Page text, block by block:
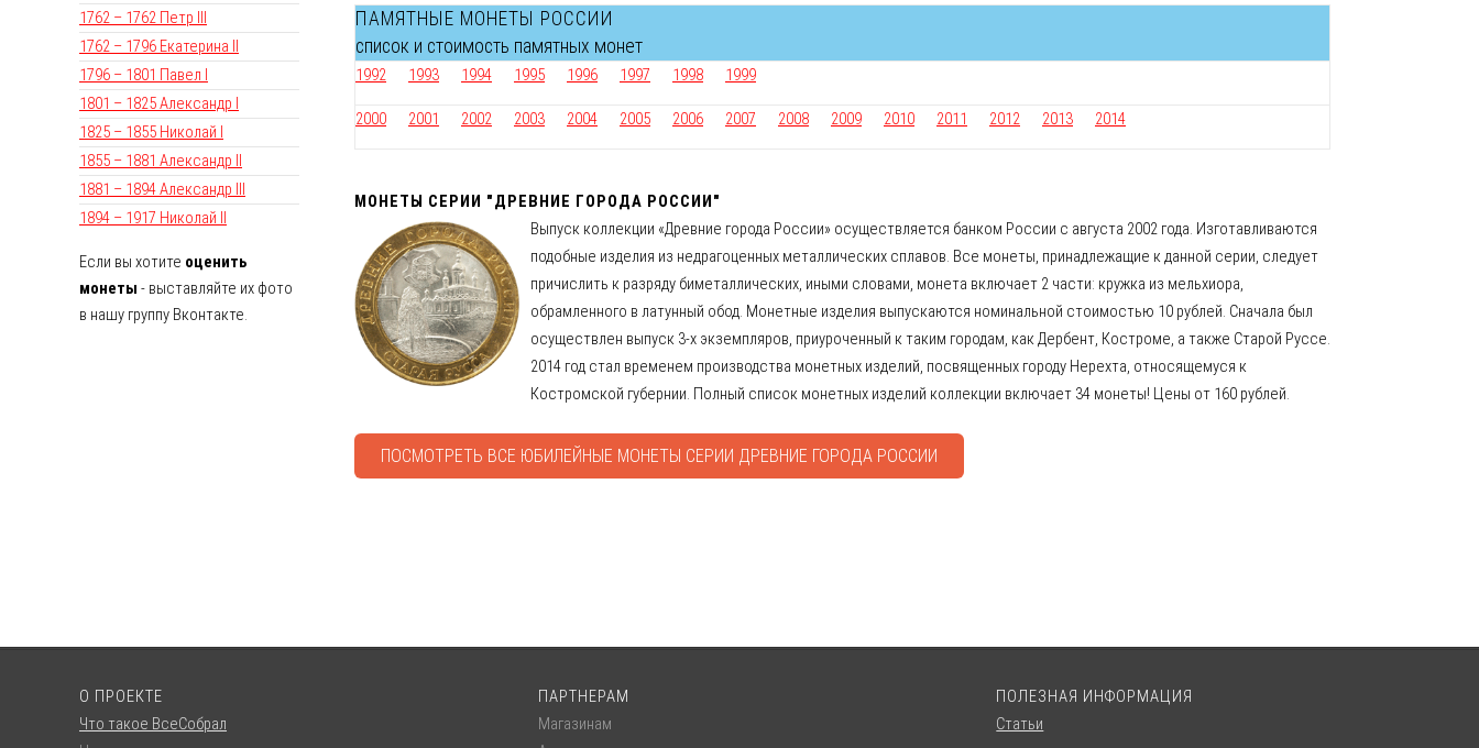
1762 – 1762 Петр III
1762 – 1796 Екатерина II
1796 – 1801 Павел I
1801 – 1825 Александр I
1825 – 1855 Николай I
1855 – 1881 Александр II
1881 – 1894 Александр III
1894 – 1917 Николай II
Если вы хотите оценить
монеты - выставляйте их фото
в нашу группу Вконтакте.
ПАМЯТНЫЕ МОНЕТЫ РОССИИ
список и стоимость памятных монет
1992 1993 1994 1995 1996 1997 1998 1999
2000 2001 2002 2003 2004 2005 2006 2007 2008 2009 2010 2011 2012 2013 2014
МОНЕТЫ СЕРИИ "ДРЕВНИЕ ГОРОДА РОССИИ"
Выпуск коллекции «Древние города России» осуществляется банком России с августа 2002 года. Изготавливаются
подобные изделия из недрагоценных металлических сплавов. Все монеты, принадлежащие к данной серии, следует
причислить к разряду биметаллических, иными словами, монета включает 2 части: кружка из мельхиора,
обрамленного в латунный обод. Монетные изделия выпускаются номинальной стоимостью 10 рублей. Сначала был
осуществлен выпуск 3-х экземпляров, приуроченный к таким городам, как Дербент, Костроме, а также Старой Руссе.
2014 год стал временем производства монетных изделий, посвященных городу Нерехта, относящемуся к
Костромской губернии. Полный список монетных изделий коллекции включает 34 монеты! Цены от 160 рублей.
ПОСМОТРЕТЬ ВСЕ ЮБИЛЕЙНЫЕ МОНЕТЫ СЕРИИ ДРЕВНИЕ ГОРОДА РОССИИ
О ПРОЕКТЕ
Что такое ВсеСобрал
ПАРТНЕРАМ
Магазинам
ПОЛЕЗНАЯ ИНФОРМАЦИЯ
Статьи